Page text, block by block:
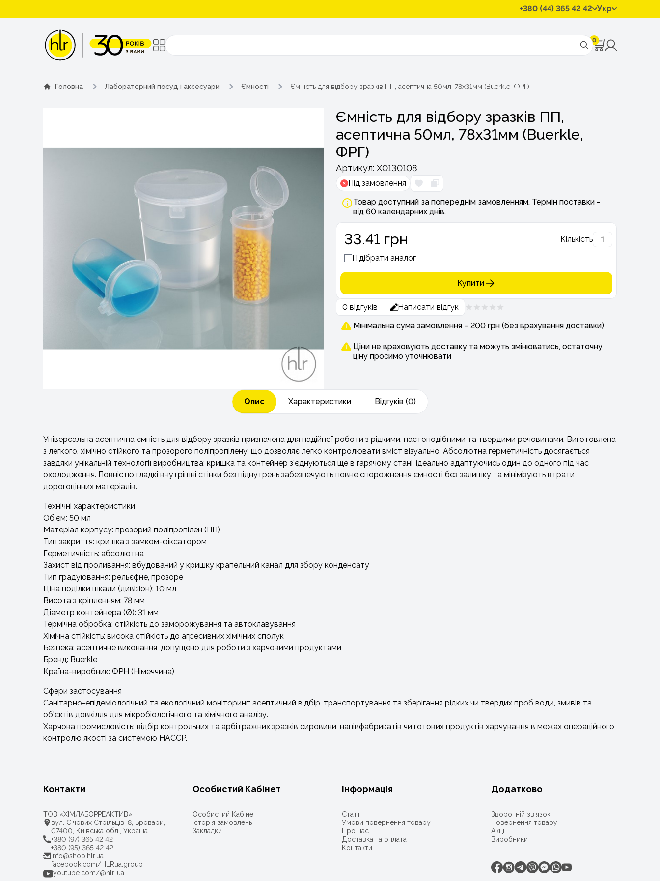
+380 (44) 365 42 42 Укр
0
Поиск
Головна Лабораторний посуд і аксесуари Ємності Ємність для відбору зразків ПП, асептична 50мл, 78х31мм (Buerkle, ФРГ)
Ємність для відбору зразків ПП,
асептична 50мл, 78х31мм (Buerkle,
ФРГ)
Артикул: Х0130108
Під замовлення
Товар доступний за попереднім замовленням. Термін поставки -
від 60 календарних днів.
33.41 грн
Кількість
Підібрати аналог
Купити
0 відгуків
Написати відгук
Мінімальна сума замовлення – 200 грн (без врахування доставки)
Ціни не враховують доставку та можуть змінюватись, остаточну
ціну просимо уточнювати
Опис Характеристики Відгуків (0)
Універсальна асептична ємність для відбору зразків призначена для надійної роботи з рідкими, пастоподібними та твердими речовинами. Виготовлена
з легкого, хімічно стійкого та прозорого поліпропілену, що дозволяє легко контролювати вміст візуально. Абсолютна герметичність досягається
завдяки унікальній технології виробництва: кришка та контейнер з'єднуються ще в гарячому стані, ідеально адаптуючись один до одного під час
охолодження. Повністю гладкі внутрішні стінки без піднутрень забезпечують повне спорожнення ємності без залишку та мінімізують втрати
дорогоцінних матеріалів.
Технічні характеристики
Об'єм: 50 мл
Матеріал корпусу: прозорий поліпропілен (ПП)
Тип закриття: кришка з замком-фіксатором
Герметичність: абсолютна
Захист від проливання: вбудований у кришку крапельний канал для збору конденсату
Тип градуювання: рельєфне, прозоре
Ціна поділки шкали (дивізіон): 10 мл
Висота з кріпленням: 78 мм
Діаметр контейнера (Ø): 31 мм
Термічна обробка: стійкість до заморожування та автоклавування
Хімічна стійкість: висока стійкість до агресивних хімічних сполук
Безпека: асептичне виконання, допущено для роботи з харчовими продуктами
Бренд: Buerkle
Країна-виробник: ФРН (Німеччина)
Сфери застосування
Санітарно-епідеміологічний та екологічний моніторинг: асептичний відбір, транспортування та зберігання рідких чи твердих проб води, змивів та
об'єктів довкілля для мікробіологічного та хімічного аналізу.
Харчова промисловість: відбір контрольних та арбітражних зразків сировини, напівфабрикатів чи готових продуктів харчування в межах операційного
контролю якості за системою HACCP.
Контакти
ТОВ «ХІМЛАБОРРЕАКТИВ»
вул. Січових Стрільців, 8, Бровари,
07400, Київська обл., Україна
+380 (97) 365 42 42
+380 (95) 365 42 42
info@shop.hlr.ua
facebook.com/HLRua.group
youtube.com/@hlr-ua
Особистий Кабінет
Особистий Кабінет
Історія замовлень
Закладки
Інформація
Статті
Умови повернення товару
Про нас
Доставка та оплата
Контакти
Додатково
Зворотній зв'язок
Повернення товару
Акції
Виробники